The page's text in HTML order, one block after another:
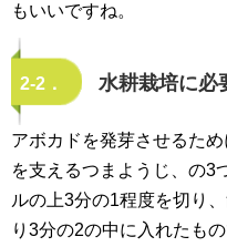
もいいですね。
2-2． 水耕栽培に必
アボカドを発芽させるた
を支えるつまようじ、の3
ルの上3分の1程度を切り
り3分の2の中に入れたも